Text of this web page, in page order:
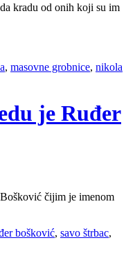
kradu od onih koji su im
, masovne grobnice, nikola
je Ruđer
čijim je imenom
bošković, savo štrbac,